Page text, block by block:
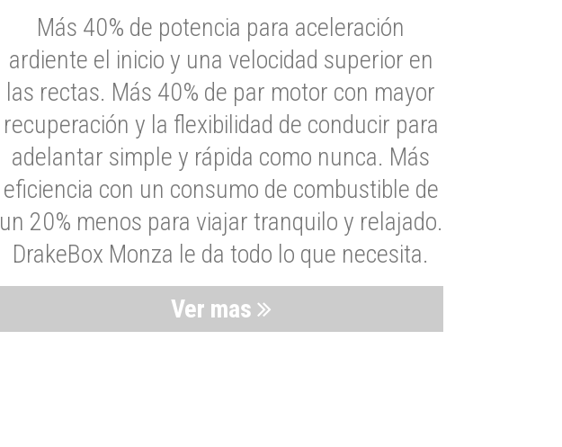
Más 40% de potencia para aceleración
ardiente el inicio y una velocidad superior en
las rectas. Más 40% de par motor con mayor
recuperación y la flexibilidad de conducir para
adelantar simple y rápida como nunca. Más
eficiencia con un consumo de combustible de
un 20% menos para viajar tranquilo y relajado.
DrakeBox Monza le da todo lo que necesita.
Ver mas